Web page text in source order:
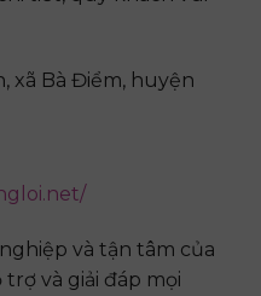
xã Bà Điểm, huyện
và tận tâm của
và giải đáp mọi